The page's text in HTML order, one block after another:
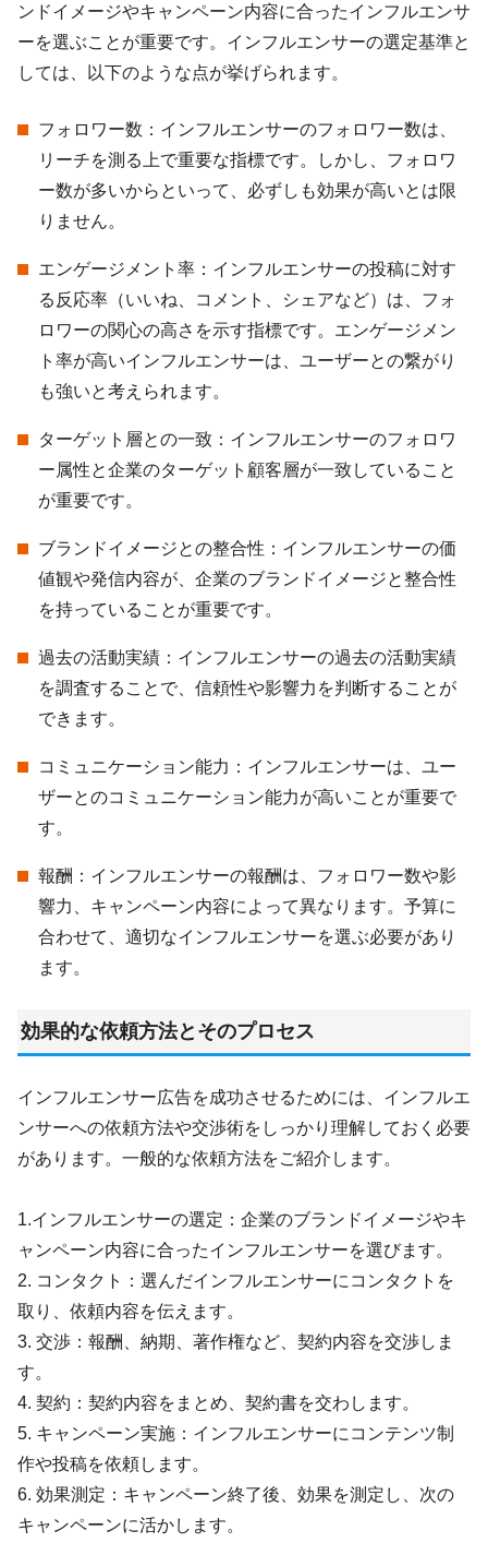
ンドイメージやキャンペーン内容に合ったインフルエンサ
ーを選ぶことが重要です。インフルエンサーの選定基準と
しては、以下のような点が挙げられます。
フォロワー数：インフルエンサーのフォロワー数は、
リーチを測る上で重要な指標です。しかし、フォロワ
ー数が多いからといって、必ずしも効果が高いとは限
りません。
エンゲージメント率：インフルエンサーの投稿に対す
る反応率（いいね、コメント、シェアなど）は、フォ
ロワーの関心の高さを示す指標です。エンゲージメン
ト率が高いインフルエンサーは、ユーザーとの繋がり
も強いと考えられます。
ターゲット層との一致：インフルエンサーのフォロワ
ー属性と企業のターゲット顧客層が一致していること
が重要です。
ブランドイメージとの整合性：インフルエンサーの価
値観や発信内容が、企業のブランドイメージと整合性
を持っていることが重要です。
過去の活動実績：インフルエンサーの過去の活動実績
を調査することで、信頼性や影響力を判断することが
できます。
コミュニケーション能力：インフルエンサーは、ユー
ザーとのコミュニケーション能力が高いことが重要で
す。
報酬：インフルエンサーの報酬は、フォロワー数や影
響力、キャンペーン内容によって異なります。予算に
合わせて、適切なインフルエンサーを選ぶ必要があり
ます。
効果的な依頼方法とそのプロセス
インフルエンサー広告を成功させるためには、インフルエ
ンサーへの依頼方法や交渉術をしっかり理解しておく必要
があります。一般的な依頼方法をご紹介します。
1.インフルエンサーの選定：企業のブランドイメージやキ
ャンペーン内容に合ったインフルエンサーを選びます。
2. コンタクト：選んだインフルエンサーにコンタクトを
取り、依頼内容を伝えます。
3. 交渉：報酬、納期、著作権など、契約内容を交渉しま
す。
4. 契約：契約内容をまとめ、契約書を交わします。
5. キャンペーン実施：インフルエンサーにコンテンツ制
作や投稿を依頼します。
6. 効果測定：キャンペーン終了後、効果を測定し、次の
キャンペーンに活かします。